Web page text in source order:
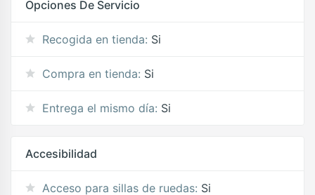
Opciones De Servicio
Recogida en tienda: Si
Compra en tienda: Si
Entrega el mismo día: Si
Accesibilidad
Acceso para sillas de ruedas: Si